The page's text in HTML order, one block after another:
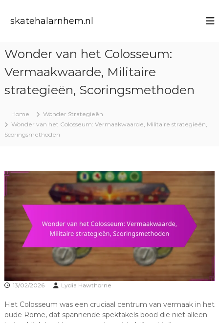
skatehalarnhem.nl
Wonder van het Colosseum:
Vermaakwaarde, Militaire
strategieën, Scoringsmethoden
Home
Wonder Strategieën
Wonder van het Colosseum: Vermaakwaarde, Militaire strategieën,
Scoringsmethoden
13/02/2026 Lydia Hawthorne
Het Colosseum was een cruciaal centrum van vermaak in het
oude Rome, dat spannende spektakels bood die niet alleen